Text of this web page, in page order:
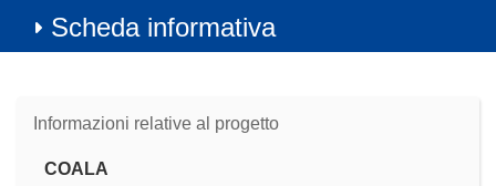
Scheda informativa
Informazioni relative al progetto
COALA